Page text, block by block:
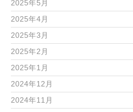
2025年5月
2025年4月
2025年3月
2025年2月
2025年1月
2024年12月
2024年11月